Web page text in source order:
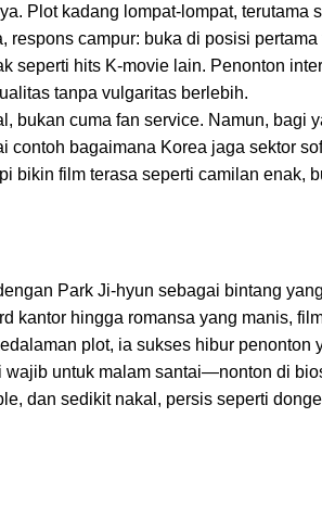
Plot kadang lompat-lompat, terutama
campur: buka di posisi pertama
seperti hits K-movie lain. Penonton
tanpa vulgaritas berlebih.
bukan cuma fan service. Namun, bagi
bagaimana Korea jaga sektor
bikin film terasa seperti camilan enak,
Park Ji-hyun sebagai bintang
kantor hingga romansa yang manis,
plot, ia sukses hibur penonton
untuk malam santai—nonton di
dan sedikit nakal, persis seperti